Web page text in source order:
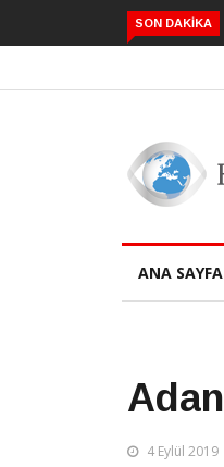
SON DAKIKA
Bir Nükleer Silah Yarış Mı
ANA SAYFA
4 Eylül 2019